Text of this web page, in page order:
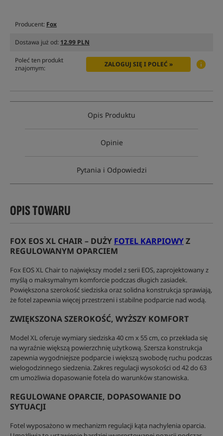
Producent: Fox
Dostawa już od: 12.99 PLN
Poleć ten produkt
znajomym:
ZALOGUJ SIĘ I POLEĆ »
Opis Produktu
Opinie
Pytania i Odpowiedzi
OPIS TOWARU
FOX EOS XL CHAIR – DUŻY FOTEL KARPIOWYZ
REGULOWANYM OPARCIEM
Fox EOS XL Chair to największy model z serii EOS, zaprojektowany z
myślą o maksymalnym komforcie podczas długich zasiadek.
Powiększona szerokość siedziska oraz solidna konstrukcja sprawiają,
że fotel zapewnia więcej przestrzeni i stabilne podparcie nad wodą.
ZWIĘKSZONA SZEROKOŚĆ, WYŻSZY KOMFORT
Model XL oferuje wymiary siedziska 40 cm x 55 cm, co przekłada się
na wyraźnie większą powierzchnię użytkową. Szersza konstrukcja
zapewnia wygodniejsze podparcie i większą swobodę ruchu podczas
wielogodzinnego siedzenia. Zakres regulacji wysokości od 42 do 63
cm umożliwia dopasowanie fotela do warunków stanowiska.
REGULOWANE OPARCIE, DOPASOWANIE DO
SYTUACJI
Fotel wyposażono w mechanizm regulacji kąta nachylenia oparcia.